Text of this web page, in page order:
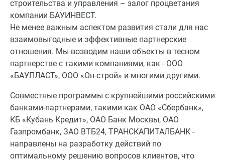
строительства и управления – залог процветания
компании БАУИНВЕСТ.
Не менее важным аспектом развития стали для нас
взаимовыгодные и эффективные партнерские
отношения. Мы возводим наши объекты в тесном
партнерстве с такими компаниями, как - ООО
«БАУПЛАСТ», ООО «Он-строй» и многими другими.
Совместные программы с крупнейшими российскими
банками-партнерами, такими как ОАО «Сбербанк»,
КБ «Кубань Кредит», ОАО Банк Москвы, ОАО
Газпромбанк, ЗАО ВТБ24, ТРАНСКАПИТАЛБАНК -
направлены на разработку действий по
оптимальному решению вопросов клиентов, что